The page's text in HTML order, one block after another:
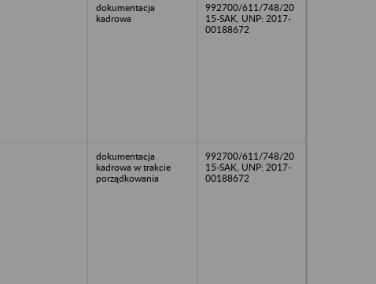
dokumentacja
kadrowa
992700/611/748/20
15-SAK, UNP: 2017-
00188672
dokumentacja
kadrowa w trakcie
porządkowania
992700/611/748/20
15-SAK, UNP: 2017-
00188672